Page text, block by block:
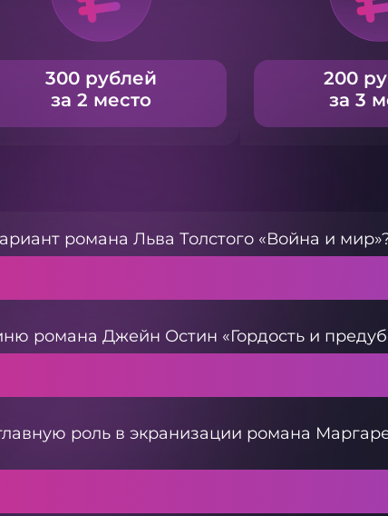
300 рублей
за 2 место
200
за 3
романа Льва Толстого «Война и
романа Джейн Остин «Гордость и
роль в экранизации романа